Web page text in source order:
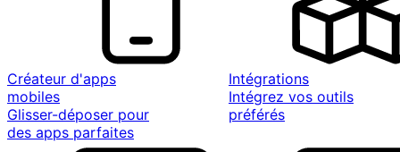
Créateur d'apps
mobiles
Glisser-déposer pour
des apps parfaites
Intégrations
Intégrez vos outils
préférés